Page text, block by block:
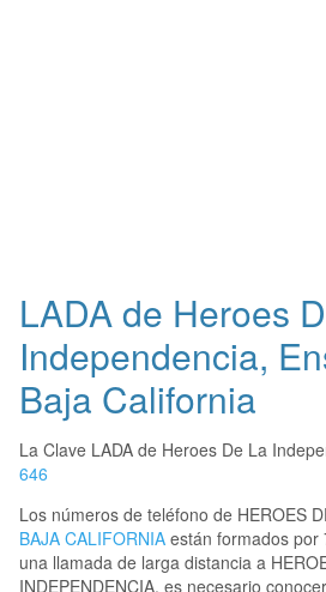
LADA de Heroes
Independencia,
Baja California
La Clave LADA de Heroes De La
646
Los números de teléfono de HEROES
BAJA CALIFORNIA están formados
una llamada de larga distancia a
INDEPENDENCIA, es necesario